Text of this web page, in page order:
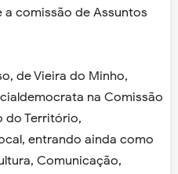
comissão de Assuntos
de Vieira do Minho,
na Comissão
do Território,
entrando ainda como
Comunicação,